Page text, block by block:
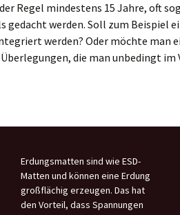
Regel mindestens 15 Jahre, oft
gedacht werden. Soll zum Beispiel
werden? Oder möchte man
Überlegungen, die man unbedingt
Küche
Erdungsmatten sind wie ESD-
Matten und können eine Erdung
großflächig erzeugen. Das hat
den Vorteil, dass Spannungen